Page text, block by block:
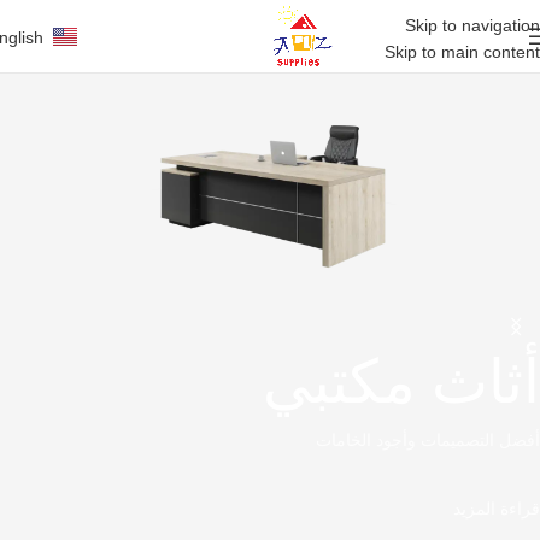
Skip to navigation
Skip to main content